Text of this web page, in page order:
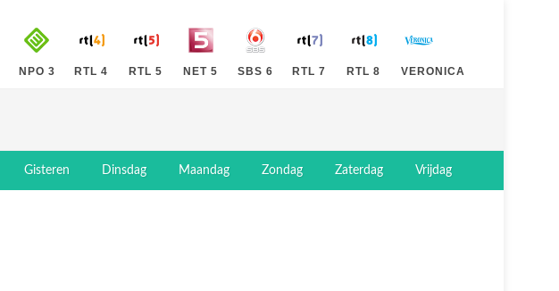
NPO 3 RTL 4 RTL 5 NET 5 SBS 6 RTL 7 RTL 8 VERONICA
Gisteren Dinsdag Maandag Zondag Zaterdag Vrijdag